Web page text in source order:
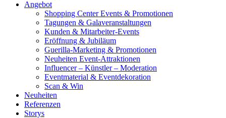
Angebot
Shopping Center Events & Promotionen
Tagungen & Galaveranstaltungen
Kunden & Mitarbeiter-Events
Eröffnung & Jubiläum
Guerilla-Marketing & Promotionen
Neuheiten Event-Attraktionen
Influencer – Künstler – Moderation
Eventmaterial & Eventdekoration
Scan & Win
Neuheiten
Referenzen
Storys